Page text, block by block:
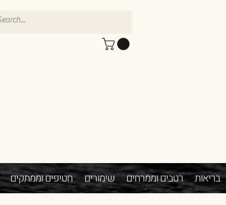
חטיפים וממתקים שימורים רטבים וממרחים בריאות